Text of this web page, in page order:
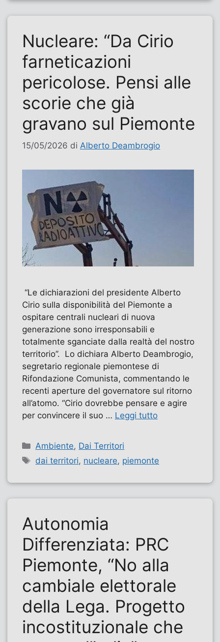
Nucleare: “Da Cirio
farneticazioni
pericolose. Pensi alle
scorie che già
gravano sul Piemonte
15/05/2026 di Alberto Deambrogio
“Le dichiarazioni del presidente Alberto
Cirio sulla disponibilità del Piemonte a
ospitare centrali nucleari di nuova
generazione sono irresponsabili e
totalmente sganciate dalla realtà del nostro
territorio”. Lo dichiara Alberto Deambrogio,
segretario regionale piemontese di
Rifondazione Comunista, commentando le
recenti aperture del governatore sul ritorno
all’atomo. “Cirio dovrebbe pensare e agire
per convincere il suo … Leggi tutto
Categorie
Ambiente, Dai Territori
Tag
dai territori, nucleare, piemonte
Autonomia
Differenziata: PRC
Piemonte, “No alla
cambiale elettorale
della Lega. Progetto
incostituzionale che